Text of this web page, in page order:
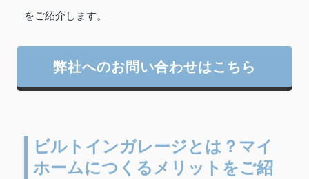
をご紹介します。
弊社へのお問い合わせはこちら
ビルトインガレージとは？マイ
ホームにつくるメリットをご紹